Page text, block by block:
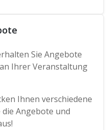
Sie Angebote
Ihrer Veranstaltung
Ihnen verschiedene
die Angebote und